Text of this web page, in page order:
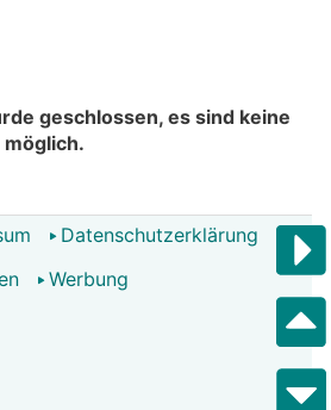
geschlossen, es sind keine
Datenschutzerklärung
Werbung